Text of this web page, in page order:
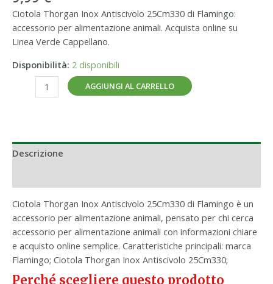
Ciotola Thorgan Inox Antiscivolo 25Cm330 di Flamingo:
accessorio per alimentazione animali. Acquista online su
Linea Verde Cappellano.
Disponibilità: 2 disponibili
AGGIUNGI AL CARRELLO
Descrizione
Ciotola Thorgan Inox Antiscivolo 25Cm330 di Flamingo è un
accessorio per alimentazione animali, pensato per chi cerca
accessorio per alimentazione animali con informazioni chiare
e acquisto online semplice. Caratteristiche principali: marca
Flamingo; Ciotola Thorgan Inox Antiscivolo 25Cm330;
Perché scegliere questo prodotto